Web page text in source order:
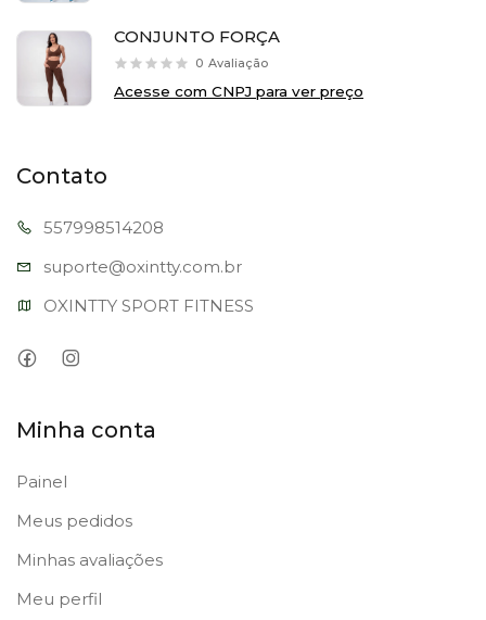
CONJUNTO FORÇA
0 Avaliação
Acesse com CNPJ para ver preço
Contato
557998514208
suporte@oxintty.com.br
OXINTTY SPORT FITNESS
Minha conta
Painel
Meus pedidos
Minhas avaliações
Meu perfil